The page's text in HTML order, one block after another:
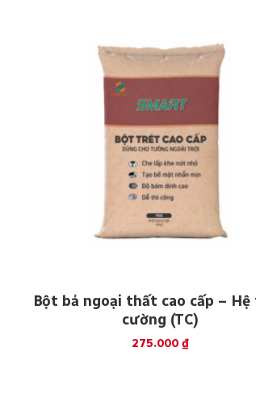
Bột bả ngoại thất cao cấp – Hệ
cường (TC)
275.000₫